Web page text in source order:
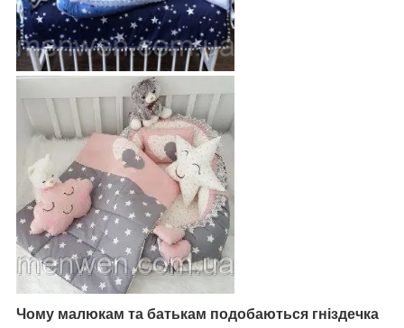
Чому малюкам та батькам подобаються гніздечка